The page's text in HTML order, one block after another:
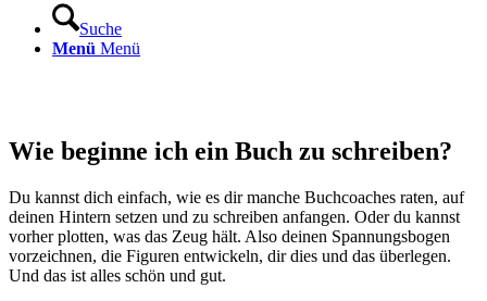
Suche
Menü Menü
Wie beginne ich ein Buch zu schreiben?
Du kannst dich einfach, wie es dir manche Buchcoaches raten, auf
deinen Hintern setzen und zu schreiben anfangen. Oder du kannst
vorher plotten, was das Zeug hält. Also deinen Spannungsbogen
vorzeichnen, die Figuren entwickeln, dir dies und das überlegen.
Und das ist alles schön und gut.